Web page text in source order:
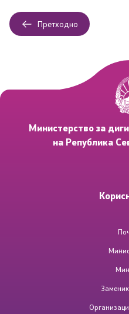
Контакт
Изјава за пристапност
MKD-GOV-CSIRT
Со еден
Претходно
Министерство за
на Република